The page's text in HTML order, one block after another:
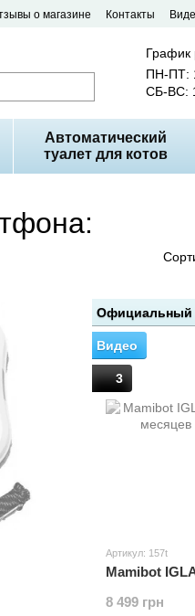
о магазине Контакты
График
ПН-ПТ:
СБ-ВС:
Автоматический
туалет для котов
Официальный
Видео
3
Артикул: 157t
Mamibot
8 499 грн